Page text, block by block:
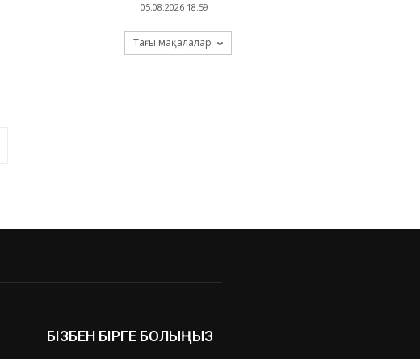
05.08.2026 18:59
Тағы мақалалар
БІЗБЕН БІРГЕ БОЛЫҢЫЗ